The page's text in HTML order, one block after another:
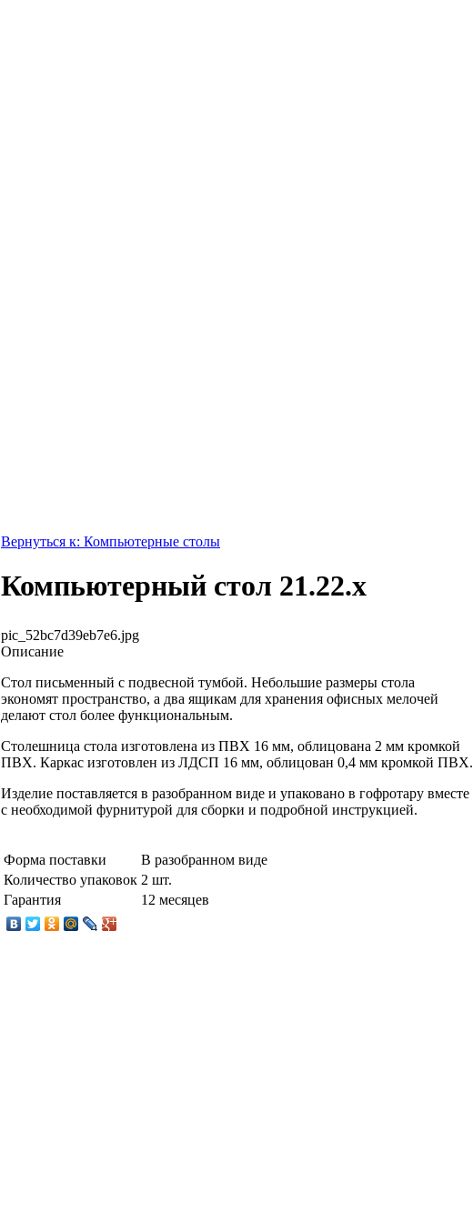
Вернуться к: Компьютерные столы
Компьютерный стол 21.22.х
pic_52bc7d39eb7e6.jpg
Описание
Стол письменный с подвесной тумбой. Небольшие размеры стола
экономят пространство, а два ящикам для хранения офисных мелочей
делают стол более функциональным.
Столешница стола изготовлена из ПВХ 16 мм, облицована 2 мм кромкой
ПВХ. Каркас изготовлен из ЛДСП 16 мм, облицован 0,4 мм кромкой ПВХ.
Изделие поставляется в разобранном виде и упаковано в гофротару вместе
с необходимой фурнитурой для сборки и подробной инструкцией.
Форма поставки
В разобранном виде
Количество упаковок 2 шт.
Гарантия
12 месяцев